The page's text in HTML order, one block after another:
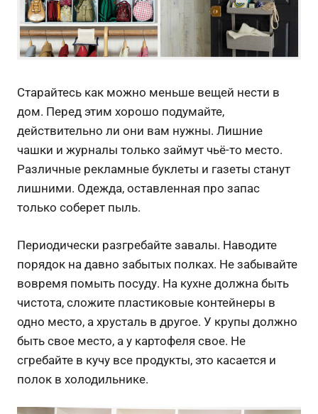
Старайтесь как можно меньше вещей нести в
дом. Перед этим хорошо подумайте,
действительно ли они вам нужны. Лишние
чашки и журналы только займут чьё-то место.
Различные рекламные буклеты и газеты станут
лишними. Одежда, оставленная про запас
только соберет пыль.
Периодически разгребайте завалы. Наводите
порядок на давно забытых полках. Не забывайте
вовремя помыть посуду. На кухне должна быть
чистота, сложите пластиковые контейнеры в
одно место, а хрусталь в другое. У крупы должно
быть свое место, а у картофеля свое. Не
сгребайте в кучу все продукты, это касается и
полок в холодильнике.